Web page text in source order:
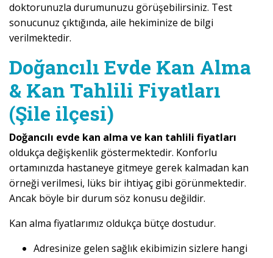
doktorunuzla durumunuzu görüşebilirsiniz. Test
sonucunuz çıktığında, aile hekiminize de bilgi
verilmektedir.
Doğancılı Evde Kan Alma
& Kan Tahlili Fiyatları
(Şile ilçesi)
Doğancılı evde kan alma ve kan tahlili fiyatları
oldukça değişkenlik göstermektedir. Konforlu
ortamınızda hastaneye gitmeye gerek kalmadan kan
örneği verilmesi, lüks bir ihtiyaç gibi görünmektedir.
Ancak böyle bir durum söz konusu değildir.
Kan alma fiyatlarımız oldukça bütçe dostudur.
Adresinize gelen sağlık ekibimizin sizlere hangi